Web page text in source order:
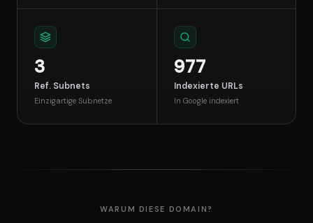
3
Ref. Subnets
Einzigartige Subnetze
977
Indexierte URLs
In Google indexiert
WARUM DIESE DOMAIN?